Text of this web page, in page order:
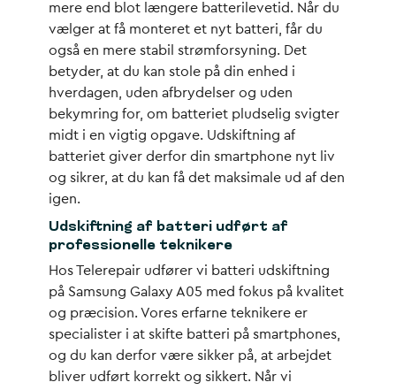
mere end blot længere batterilevetid. Når du
vælger at få monteret et nyt batteri, får du
også en mere stabil strømforsyning. Det
betyder, at du kan stole på din enhed i
hverdagen, uden afbrydelser og uden
bekymring for, om batteriet pludselig svigter
midt i en vigtig opgave. Udskiftning af
batteriet giver derfor din smartphone nyt liv
og sikrer, at du kan få det maksimale ud af den
igen.
Udskiftning af batteri udført af
professionelle teknikere
Hos Telerepair udfører vi batteri udskiftning
på Samsung Galaxy A05 med fokus på kvalitet
og præcision. Vores erfarne teknikere er
specialister i at skifte batteri på smartphones,
og du kan derfor være sikker på, at arbejdet
bliver udført korrekt og sikkert. Når vi